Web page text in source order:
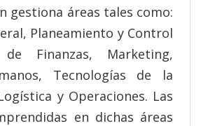
gestiona áreas tales como:
Planeamiento y Control
Finanzas, Marketing,
Tecnologías de la
y Operaciones. Las
en dichas áreas